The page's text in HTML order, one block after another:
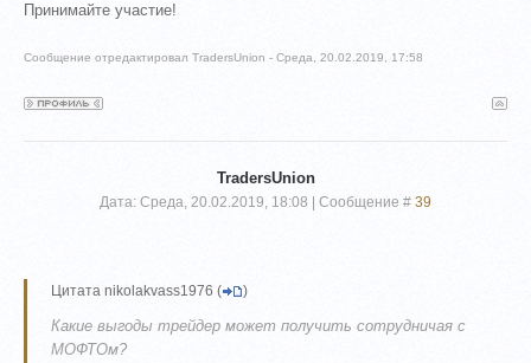
Принимайте участие!
Сообщение отредактировалTradersUnion -Среда, 20.02.2019, 17:58
TradersUnion
Дата: Среда, 20.02.2019, 18:08 | Сообщение # 39
Цитата nikolakvass1976 ( )
Какие выгоды трейдер может получить сотрудничая с
МОФТОм?